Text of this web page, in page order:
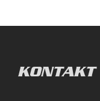
KONTAKT